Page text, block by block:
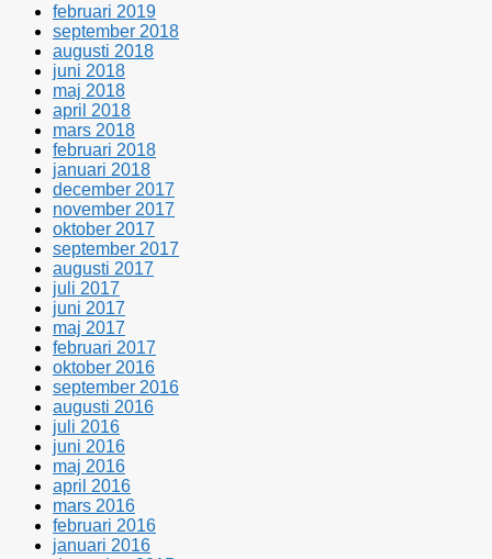
februari 2019
september 2018
augusti 2018
juni 2018
maj 2018
april 2018
mars 2018
februari 2018
januari 2018
december 2017
november 2017
oktober 2017
september 2017
augusti 2017
juli 2017
juni 2017
maj 2017
februari 2017
oktober 2016
september 2016
augusti 2016
juli 2016
juni 2016
maj 2016
april 2016
mars 2016
februari 2016
januari 2016